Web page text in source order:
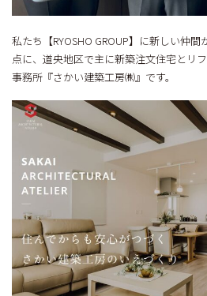
私たち【RYOSHO GROUP】に新しい仲
点に、道央地区で主に新築注文住宅とリ
事務所『さかい建築工房㈱』です。